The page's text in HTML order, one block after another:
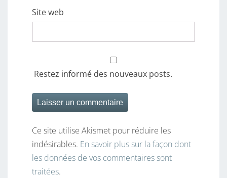
Site web
Restez informé des nouveaux posts.
Ce site utilise Akismet pour réduire les
indésirables. En savoir plus sur la façon dont
les données de vos commentaires sont
traitées.